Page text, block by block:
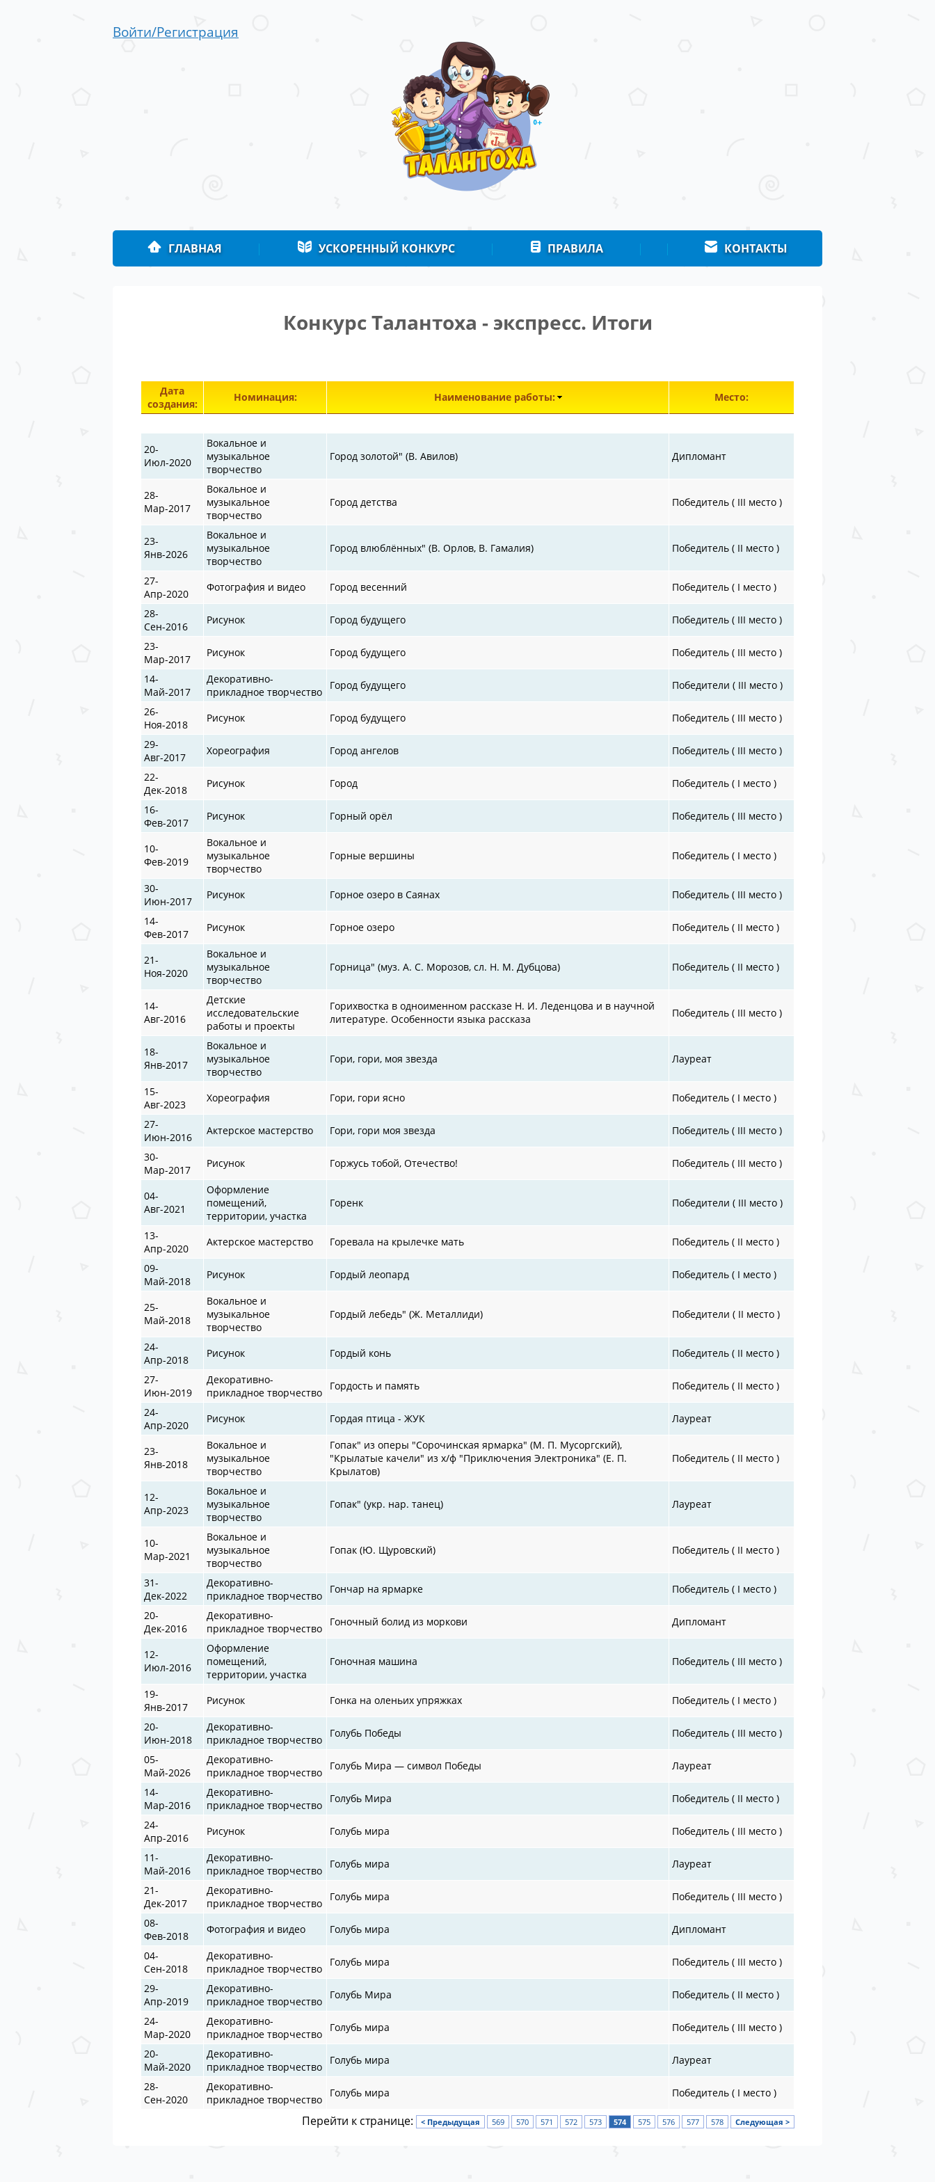
Войти/Регистрация
ГЛАВНАЯ | УСКОРЕННЫЙ КОНКУРС | ПРАВИЛА | | КОНТАКТЫ
Конкурс Талантоха - экспресс. Итоги
Дата
создания:
Номинация: Наименование работы: Место:
20-
Июл-2020
Вокальное и
музыкальное
творчество
Город золотой" (В. Авилов) Дипломант
28-
Мар-2017
Вокальное и
музыкальное
творчество
Город детства Победитель ( III место )
23-
Янв-2026
Вокальное и
музыкальное
творчество
Город влюблённых" (В. Орлов, В. Гамалия) Победитель ( II место )
27-
Апр-2020
Фотография и видео Город весенний
Победитель ( I место )
28-
Сен-2016
Рисунок Город будущего
Победитель ( III место )
23-
Мар-2017
Рисунок Город будущего
Победитель ( III место )
14-
Май-2017
Декоративно-
прикладное творчество
Город будущего
Победители ( III место )
26-
Ноя-2018
Рисунок Город будущего
Победитель ( III место )
29-
Авг-2017
Хореография Город ангелов
Победитель ( III место )
22-
Дек-2018
Рисунок Город
Победитель ( I место )
16-
Фев-2017
Рисунок Горный орёл Победитель ( III место )
10-
Фев-2019
Вокальное и
музыкальное
творчество
Горные вершины Победитель ( I место )
30-
Июн-2017
Рисунок Горное озеро в Саянах
Победитель ( III место )
14-
Фев-2017
Рисунок Горное озеро Победитель ( II место )
21-
Ноя-2020
Вокальное и
музыкальное
творчество
Горница" (муз. А. С. Морозов, сл. Н. М. Дубцова) Победитель ( II место )
14-
Авг-2016
Детские
исследовательские
работы и проекты
Горихвостка в одноименном рассказе Н. И. Леденцова и в научной
литературе. Особенности языка рассказа
Победитель ( III место )
18-
Янв-2017
Вокальное и
музыкальное
творчество
Гори, гори, моя звезда Лауреат
15-
Авг-2023
Хореография Гори, гори ясно
Победитель ( I место )
27-
Июн-2016
Актерское мастерство Гори, гори моя звезда
Победитель ( III место )
30-
Мар-2017
Рисунок Горжусь тобой, Отечество! Победитель ( III место )
04-
Авг-2021
Оформление
помещений,
территории, участка
Горенк Победители ( III место )
13-
Апр-2020
Актерское мастерство Горевала на крылечке мать
Победитель ( II место )
09-
Май-2018
Рисунок Гордый леопард Победитель ( I место )
25-
Май-2018
Вокальное и
музыкальное
творчество
Гордый лебедь" (Ж. Металлиди) Победители ( II место )
24-
Апр-2018
Рисунок Гордый конь
Победитель ( II место )
27-
Июн-2019
Декоративно-
прикладное творчество
Гордость и память
Победитель ( II место )
24-
Апр-2020
Рисунок Гордая птица - ЖУК Лауреат
23-
Янв-2018
Вокальное и
музыкальное
творчество
Гопак" из оперы "Сорочинская ярмарка" (М. П. Мусоргский),
"Крылатые качели" из х/ф "Приключения Электроника" (Е. П.
Крылатов)
Победитель ( II место )
12-
Апр-2023
Вокальное и
музыкальное
творчество
Гопак" (укр. нар. танец) Лауреат
10-
Мар-2021
Вокальное и
музыкальное
творчество
Гопак (Ю. Щуровский) Победитель ( II место )
31-
Дек-2022
Декоративно-
прикладное творчество
Гончар на ярмарке
Победитель ( I место )
20-
Дек-2016
Декоративно-
прикладное творчество
Гоночный болид из моркови Дипломант
12-
Июл-2016
Оформление
помещений,
территории, участка
Гоночная машина Победитель ( III место )
19-
Янв-2017
Рисунок Гонка на оленьих упряжках
Победитель ( I место )
20-
Июн-2018
Декоративно-
прикладное творчество
Голубь Победы
Победитель ( III место )
05-
Май-2026
Декоративно-
прикладное творчество
Голубь Мира — символ Победы
Лауреат
14-
Мар-2016
Декоративно-
прикладное творчество
Голубь Мира
Победитель ( II место )
24-
Апр-2016
Рисунок Голубь мира
Победитель ( III место )
11-
Май-2016
Декоративно-
прикладное творчество
Голубь мира
Лауреат
21-
Дек-2017
Декоративно-
прикладное творчество
Голубь мира
Победитель ( III место )
08-
Фев-2018
Фотография и видео Голубь мира
Дипломант
04-
Сен-2018
Декоративно-
прикладное творчество
Голубь мира
Победитель ( III место )
29-
Апр-2019
Декоративно-
прикладное творчество
Голубь Мира
Победитель ( II место )
24-
Мар-2020
Декоративно-
прикладное творчество
Голубь мира
Победитель ( III место )
20-
Май-2020
Декоративно-
прикладное творчество
Голубь мира
Лауреат
28-
Сен-2020
Декоративно-
прикладное творчество
Голубь мира Победитель ( I место )
Перейти к странице: < Предыдущая 569 570 571 572 573 574 575 576 577 578 Следующая >